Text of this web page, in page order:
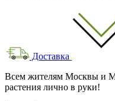
Доставка
Всем жителям Москвы и
растения лично в руки!